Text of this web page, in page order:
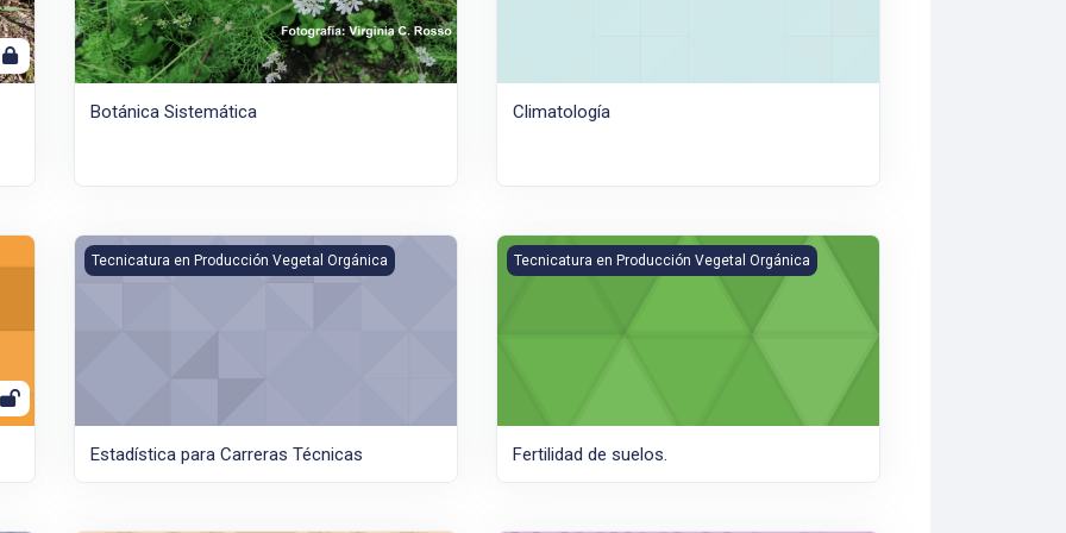
Botánica Sistemática Climatología
Estadística para Carreras Técnicas
Tecnicatura en Producción Vegetal Orgánica
Estadística para Carreras Técnicas
Fertilidad de suelos.
Tecnicatura en Producción Vegetal Orgánica
Fertilidad de suelos.